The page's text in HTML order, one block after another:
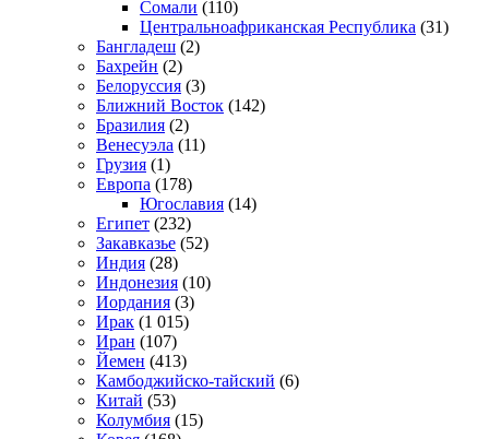
Сомали (110)
Центральноафриканская Республика (31)
Бангладеш (2)
Бахрейн (2)
Белоруссия (3)
Ближний Восток (142)
Бразилия (2)
Венесуэла (11)
Грузия (1)
Европа (178)
Югославия (14)
Египет (232)
Закавказье (52)
Индия (28)
Индонезия (10)
Иордания (3)
Ирак (1 015)
Иран (107)
Йемен (413)
Камбоджийско-тайский (6)
Китай (53)
Колумбия (15)